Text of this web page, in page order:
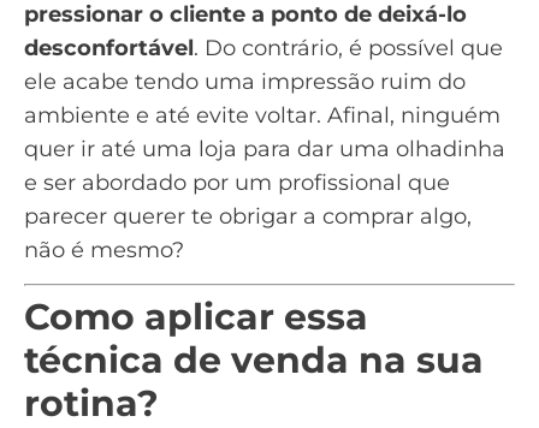
pressionar o cliente a ponto de deixá-lo
desconfortável. Do contrário, é possível que
ele acabe tendo uma impressão ruim do
ambiente e até evite voltar. Afinal, ninguém
quer ir até uma loja para dar uma olhadinha
e ser abordado por um profissional que
parecer querer te obrigar a comprar algo,
não é mesmo?
Como aplicar essa
técnica de venda na sua
rotina?